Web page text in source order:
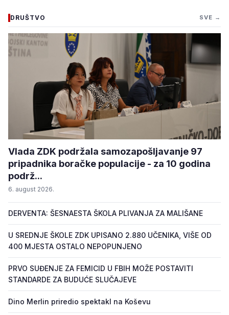
DRUŠTVO SVE →
Vlada ZDK podržala samozapošljavanje 97
pripadnika boračke populacije - za 10 godina
podrž...
6. august 2026.
DERVENTA: ŠESNAESTA ŠKOLA PLIVANJA ZA MALIŠANE
U SREDNJE ŠKOLE ZDK UPISANO 2.880 UČENIKA, VIŠE OD
400 MJESTA OSTALO NEPOPUNJENO
PRVO SUĐENJE ZA FEMICID U FBIH MOŽE POSTAVITI
STANDARDE ZA BUDUĆE SLUČAJEVE
Dino Merlin priredio spektakl na Koševu